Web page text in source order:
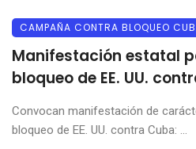
CAMPAÑA CONTRA BLOQUEO
Manifestación estatal
bloqueo de EE. UU.
Convocan manifestación de
bloqueo de EE. UU. contra Cuba: ...